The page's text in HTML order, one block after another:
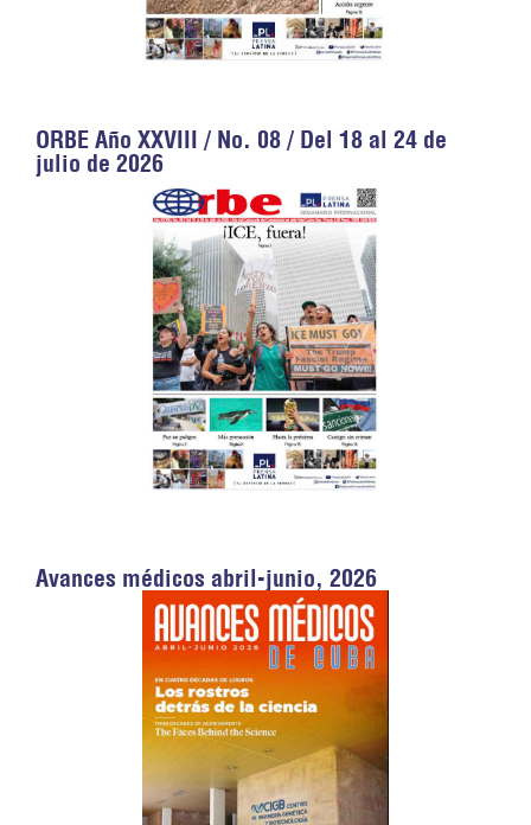
ORBE Año XXVIII / No. 08 / Del 18 al 24 de
julio de 2026
Avances médicos abril-junio, 2026